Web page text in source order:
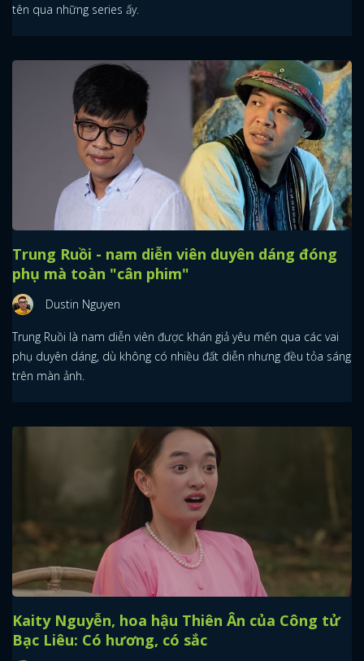
tên qua những series ấy.
Trung Ruồi - nam diễn viên duyên dáng đóng
phụ mà toàn "cân phim"
Dustin Nguyen
Trung Ruồi là nam diễn viên được khán giả yêu mến qua các vai
phụ duyên dáng, dù không có nhiều đất diễn nhưng đều tỏa sáng
trên màn ảnh.
Kaity Nguyễn, hoa hậu Thiên Ân của Công tử
Bạc Liêu: Có hương, có sắc